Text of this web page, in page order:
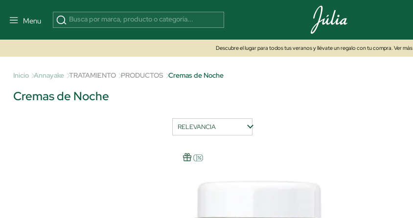
Menu
Descubre el lugar para todos tus veranos y llévate un regalo con tu compra. Ver más
Inicio Annayake TRATAMIENTO PRODUCTOS Cremas de Noche
Cremas de Noche